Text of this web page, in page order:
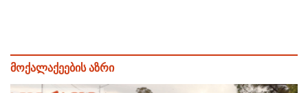
მოქალაქეების აზრი